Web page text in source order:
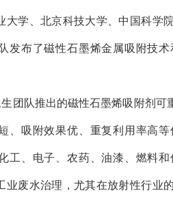
大学、北京科技大学、中国科学
发布了磁性石墨烯金属吸附技
团队推出的磁性石墨烯吸附剂
、吸附效果优、重复利用率高
工、电子、农药、油漆、燃料
业废水治理，尤其在放射性行业